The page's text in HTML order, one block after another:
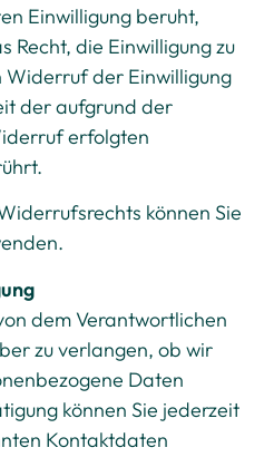
Einwilligung beruht,
Recht, die Einwilligung zu
der Einwilligung
der aufgrund der
erfolgten
können Sie
dem Verantwortlichen
zu verlangen, ob wir
Daten
können Sie jederzeit
Kontaktdaten